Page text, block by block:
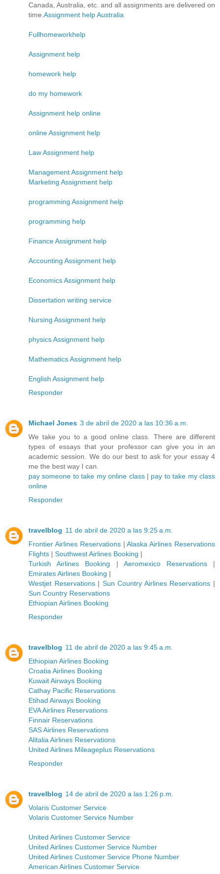
Canada, Australia, etc. and all assignments are delivered on
time. Assignment help Australia
Fullhomeworkhelp
Assignment help
homework help
do my homework
Assignment help online
online Assignment help
Law Assignment help
Management Assignment help
Marketing Assignment help
programming Assignment help
programming help
Finance Assignment help
Accounting Assignment help
Economics Assignment help
Dissertation writing service
Nursing Assignment help
physics Assignment help
Mathematics Assignment help
English Assignment help
Responder
Michael Jones 3 de abril de 2020 a las 10:36 a.m.
We take you to a good online class. There are different
types of essays that your professor can give you in an
academic session. We do our best to ask for your essay 4
me the best way I can.
pay someone to take my online class| pay to take my class
online
Responder
travelblog 11 de abril de 2020 a las 9:25 a.m.
Frontier Airlines Reservations|Alaska Airlines Reservations
Flights | Southwest Airlines Booking |
Turkish Airlines Booking | Aeromexico Reservations|
Emirates Airlines Booking |
Westjet Reservations| Sun Country Airlines Reservations |
Sun Country Reservations
Ethiopian Airlines Booking
Responder
travelblog 11 de abril de 2020 a las 9:45 a.m.
Ethiopian Airlines Booking
Croatia Airlines Booking
Kuwait Airways Booking
Cathay Pacific Reservations
Etihad Airways Booking
EVA Airlines Reservations
Finnair Reservations
SAS Airlines Reservations
Alitalia Airlines Reservations
United Airlines Mileageplus Reservations
Responder
travelblog 14 de abril de 2020 a las 1:26 p.m.
Volaris Customer Service
Volaris Customer Service Number
United Airlines Customer Service
United Airlines Customer Service Number
United Airlines Customer Service Phone Number
American Airlines Customer Service